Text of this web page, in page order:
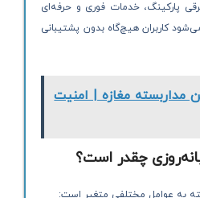
پارکینگ، خدمات فوری و حرفه‌ای
کاربران هیچ‌گاه بدون پشتیبانی
مداربسته مغازه | امنیت
چقدر است؟
به عوامل مختلفی متغیر است: